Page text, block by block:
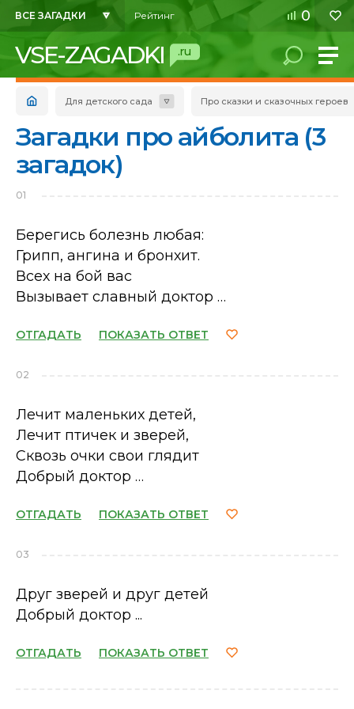
ВСЕ ЗАГАДКИ Рейтинг 0
VSE-ZAGADKI .ru
Для детского сада Про сказки и сказочных героев
Загадки про айболита (3
загадок)
01
Берегись болезнь любая:
Грипп, ангина и бронхит.
Всех на бой вас
Вызывает славный доктор …
ОТГАДАТЬ ПОКАЗАТЬ ОТВЕТ
02
Лечит маленьких детей,
Лечит птичек и зверей,
Сквозь очки свои глядит
Добрый доктор …
ОТГАДАТЬ ПОКАЗАТЬ ОТВЕТ
03
Друг зверей и друг детей
Добрый доктор ...
ОТГАДАТЬ ПОКАЗАТЬ ОТВЕТ